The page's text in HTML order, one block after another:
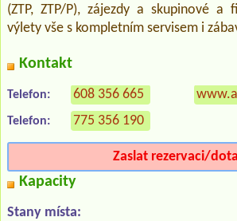
(ZTP, ZTP/P), zájezdy a skupinové a
výlety vše s kompletním servisem i
Kontakt
Telefon: 608 356 665
Telefon: 775 356 190
Zaslat rezervaci/
Kapacity
Stany místa: